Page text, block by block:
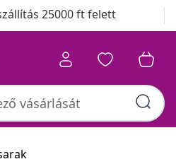
25000 ft felett